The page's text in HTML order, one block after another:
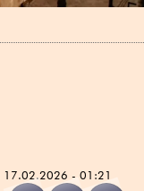
17.02.2026 - 01:21